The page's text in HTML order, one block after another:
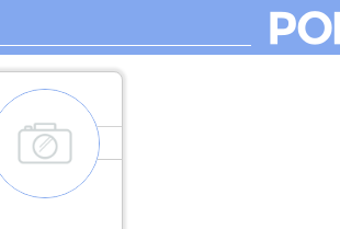
add_images